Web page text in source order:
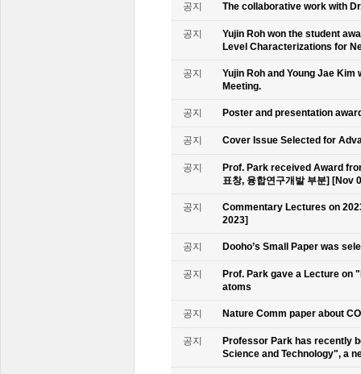
공지 The collaborative work with
공지
Yujin Roh won the student
Level Characterizations for
공지
Yujin Roh and Young Jae
Meeting.
공지 Poster and presentation
공지 Cover Issue Selected for
공지
Prof. Park received Award
표창, 융합연구개발 부분] [Nov
공지
Commentary Lectures on
2023]
공지 Dooho’s Small Paper was
공지
Prof. Park gave a Lecture on
atoms
공지 Nature Comm paper about
공지
Professor Park has recently
Science and Technology", a